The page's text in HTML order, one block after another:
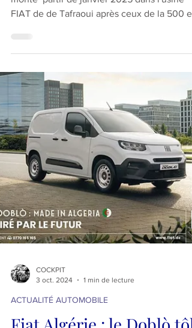
FIAT de de Tafraoui après ceux de la 500 et
Doblò...